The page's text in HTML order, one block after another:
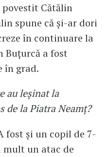
Cătălin
spune că și-ar dori
în continuare la
Buţurcă a fost
în grad.
au leșinat la
de la Piatra Neamț?
fost și un copil de 7-
mult un atac de